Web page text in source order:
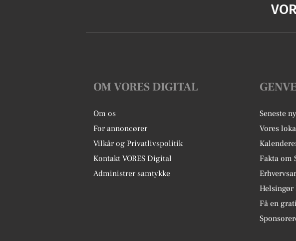
OM VORES DIGITAL
Om os
For annoncører
Vilkår og Privatlivspolitik
Kontakt VORES Digital
Administrer samtykke
Seneste
Vores
Fakta om
Helsingør
Få en